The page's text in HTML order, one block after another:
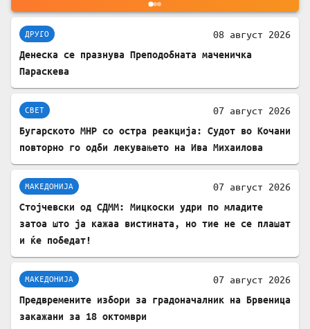
ДРУГО 08 август 2026
Денеска се празнува Преподобната маченичка
Параскева
СВЕТ 07 август 2026
Бугарското МНР со остра реакција: Судот во Кочани
повторно го одби лекувањето на Ива Михаилова
МАКЕДОНИЈА 07 август 2026
Стојчевски од СДММ: Мицкоски удри по младите
затоа што ја кажаа вистината, но тие не се плашат
и ќе победат!
МАКЕДОНИЈА 07 август 2026
Предвремените избори за градоначалник на Брвеница
закажани за 18 октомври